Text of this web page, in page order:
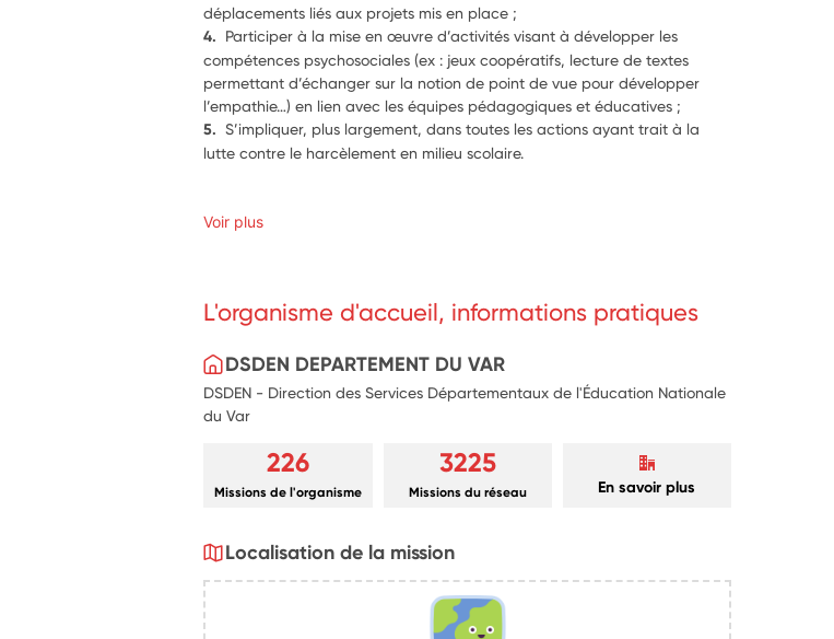
déplacements liés aux projets mis en place ;
4. Participer à la mise en œuvre d’activités visant à développer les
compétences psychosociales (ex : jeux coopératifs, lecture de textes
permettant d’échanger sur la notion de point de vue pour développer
l’empathie…) en lien avec les équipes pédagogiques et éducatives ;
5. S’impliquer, plus largement, dans toutes les actions ayant trait à la
lutte contre le harcèlement en milieu scolaire.
Voir plus
L'organisme d'accueil, informations pratiques
DSDEN DEPARTEMENT DU VAR
DSDEN - Direction des Services Départementaux de l'Éducation Nationale
du Var
226
Missions de l'organisme
3225
Missions du réseau En savoir plus
Localisation de la mission